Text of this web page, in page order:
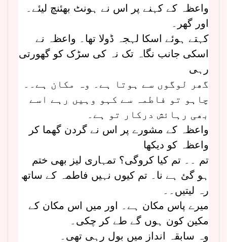
واعظہ کے کہنے پر اس نے ہونٹ بھئنچ لیئے۔
اور گھر۔
کہتے ہوئے اسکا لہجہ ڈولا تھا۔ واعظہ نے
اسکی جانب نگاہ تک نہ کی سڑک کو گھورتی
رہی
گھر لوگوں سے ہوتا ہے۔ وہ مکان ہے۔۔
چاہو تو فاطمہ سے کہو وہیں رہے اسے
بھی رہائش درکار تو ہے۔
واعظہ کے مشورے پر اس نے گردن گھما کر
واعظہ کو دیکھا
تم ۔۔ تم کیا کروگی؟ تمہاری لیز بھی ختم
ہو گئ ہے نا۔ تم کیوں نہیں فاطمہ کے ساتھ
رہ لیتیں۔۔
میرے پاس مکان ہے۔ اور میں اس مکان کے
مکین کون ہوں گے طے کر چکی۔
وہ سابقہ انداز میں بول رہی تھی۔